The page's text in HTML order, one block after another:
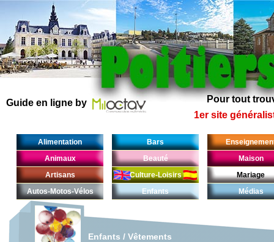
Pour tout
1er site
Guide en ligne by
Alimentation
Animaux
Artisans
Autos-Motos-Vélos
Bars
Beauté
Culture-Loisirs
Enfants
Maison
Mariage
Médias
Enfants / Vêtements